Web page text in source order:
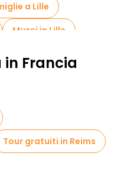
a Lille
Musei in Lille
Lille
Vieille Bourse
Vieux Lille
Opera
Francia
Tour gratuiti in Reims